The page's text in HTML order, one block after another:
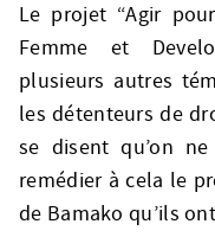
Le projet “Agir
Femme et
plusieurs autres
les détenteurs de
se disent qu’on
remédier à cela le
de Bamako qu’ils